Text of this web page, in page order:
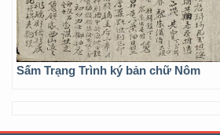
Sấm Trạng Trình ký bản chữ Nôm